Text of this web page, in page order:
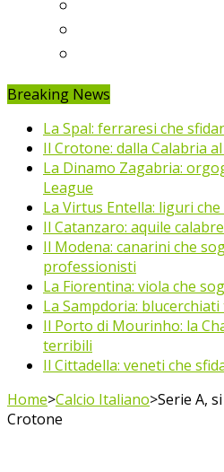
Breaking News
La Spal: ferraresi che
Il Crotone: dalla Calabria
La Dinamo Zagabria:
League
La Virtus Entella: liguri
Il Catanzaro: aquile
Il Modena: canarini che
professionisti
La Fiorentina: viola che
La Sampdoria:
Il Porto di Mourinho: la
terribili
Il Cittadella: veneti che
Home>Calcio Italiano>Serie A,
Crotone